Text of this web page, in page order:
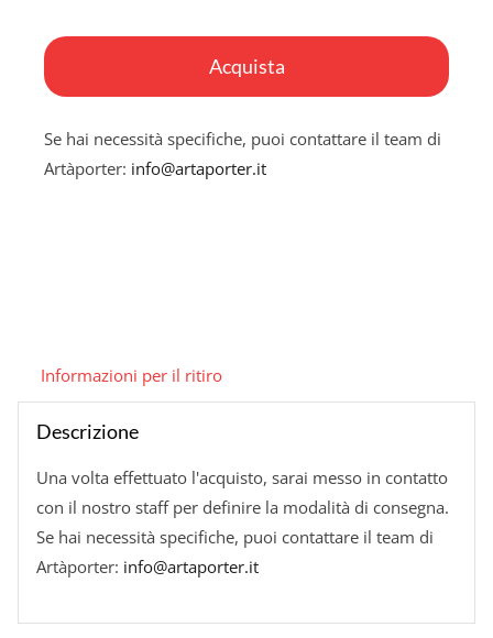
(il
compiersi
Acquista
Se hai necessità specifiche, puoi contattare il team di
Artàporter: info@artaporter.it
Informazioni per il ritiro
Descrizione
Una volta effettuato l'acquisto, sarai messo in contatto
con il nostro staff per definire la modalità di consegna.
Se hai necessità specifiche, puoi contattare il team di
Artàporter: info@artaporter.it